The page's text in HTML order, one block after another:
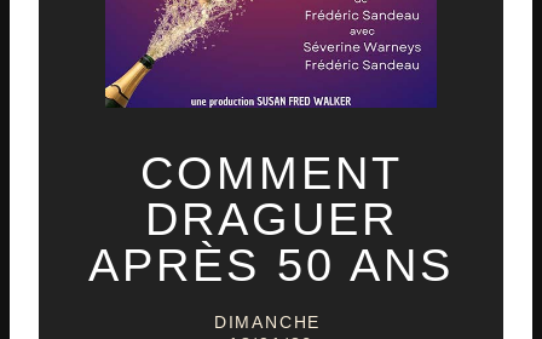
COMMENT
DRAGUER
APRÈS 50 ANS
DIMANCHE